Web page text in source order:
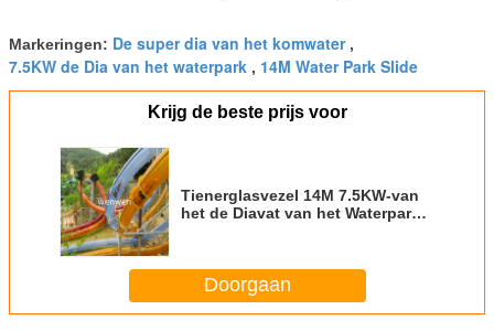
Markeringen: De super dia van het komwater,
7.5KW de Dia van het waterpark , 14M Water Park Slide
Krijg de beste prijs voor
Tienerglasvezel 14M 7.5KW-van
het de Diavat van het Waterpark
Doorgaan